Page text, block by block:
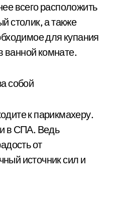
всего расположить
столик, а также
для купания
комнате.
собой
к парикмахеру.
в СПА. Ведь
от
источник сил и